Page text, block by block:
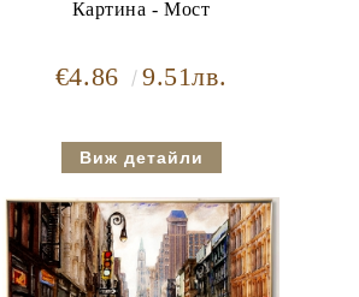
Картина - Мост
€4.86 9.51лв.
Виж детайли